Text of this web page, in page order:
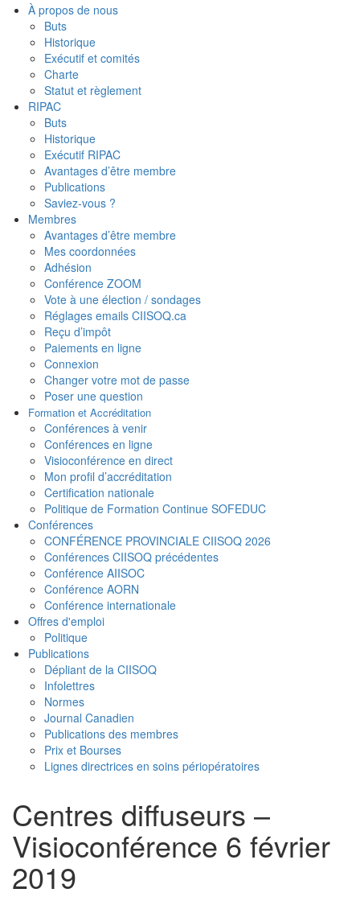
À propos de nous
Buts
Historique
Exécutif et comités
Charte
Statut et règlement
RIPAC
Buts
Historique
Exécutif RIPAC
Avantages d’être membre
Publications
Saviez-vous ?
Membres
Avantages d’être membre
Mes coordonnées
Adhésion
Conférence ZOOM
Vote à une élection / sondages
Réglages emails CIISOQ.ca
Reçu d’impôt
Paiements en ligne
Connexion
Changer votre mot de passe
Poser une question
Formation et Accréditation
Conférences à venir
Conférences en ligne
Visioconférence en direct
Mon profil d’accréditation
Certification nationale
Politique de Formation Continue SOFEDUC
Conférences
CONFÉRENCE PROVINCIALE CIISOQ 2026
Conférences CIISOQ précédentes
Conférence AIISOC
Conférence AORN
Conférence internationale
Offres d'emploi
Politique
Publications
Dépliant de la CIISOQ
Infolettres
Normes
Journal Canadien
Publications des membres
Prix et Bourses
Lignes directrices en soins périopératoires
Centres diffuseurs –
Visioconférence 6 février
2019